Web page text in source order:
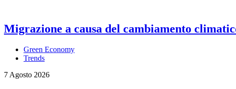
Migrazione a causa del cambiamento
Green Economy
Trends
7 Agosto 2026